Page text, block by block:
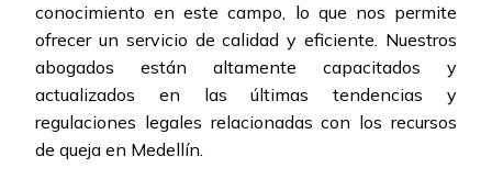
conocimiento en este campo, lo que nos permite
ofrecer un servicio de calidad y eficiente. Nuestros
abogados están altamente capacitados y
actualizados en las últimas tendencias y
regulaciones legales relacionadas con los recursos
de queja en Medellín.